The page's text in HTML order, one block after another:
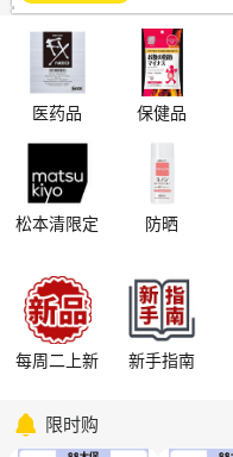
医药品 保健品
松本清限定 防晒
每周二上新 新手指南
 限时购